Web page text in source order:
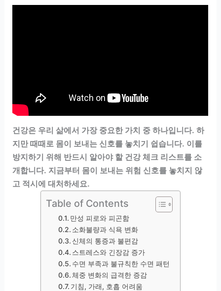
건강은 우리 삶에서 가장 중요한 가치 중 하나입니다. 하
지만 때때로 몸이 보내는 신호를 놓치기 쉽습니다. 이를
방지하기 위해 반드시 알아야 할 건강 체크 리스트를 소
개합니다. 지금부터 몸이 보내는 위험 신호를 놓치지 않
고 적시에 대처하세요.
Table of Contents
만성 피로와 피곤함
소화불량과 식욕 변화
신체의 통증과 불편감
스트레스와 긴장감 증가
수면 부족과 불규칙한 수면 패턴
체중 변화의 급격한 증감
기침, 가래, 호흡 어려움